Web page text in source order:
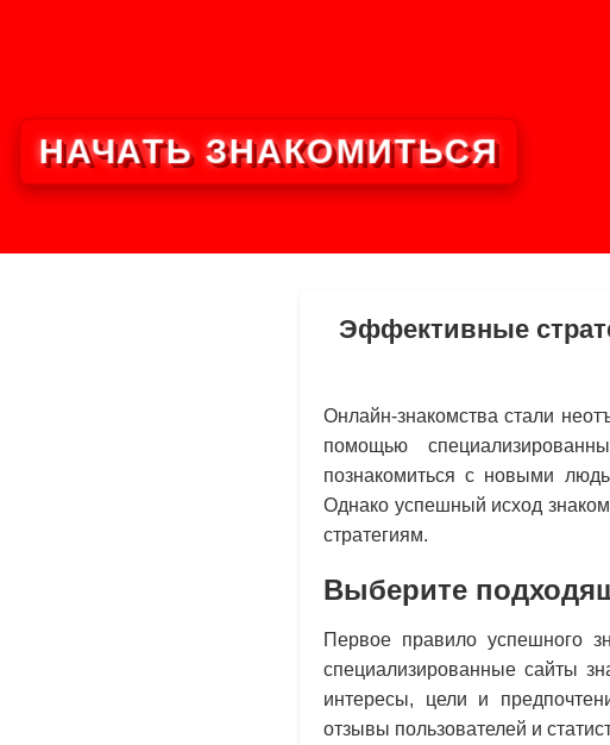
Эффективные
Онлайн-знакомства стали
помощью
познакомиться с новыми
Однако успешный исход
стратегиям.
Выберите
Первое правило успешного
специализированные сайты
интересы, цели и
отзывы пользователей и
НАЧАТЬ ЗНАКОМИТЬСЯ